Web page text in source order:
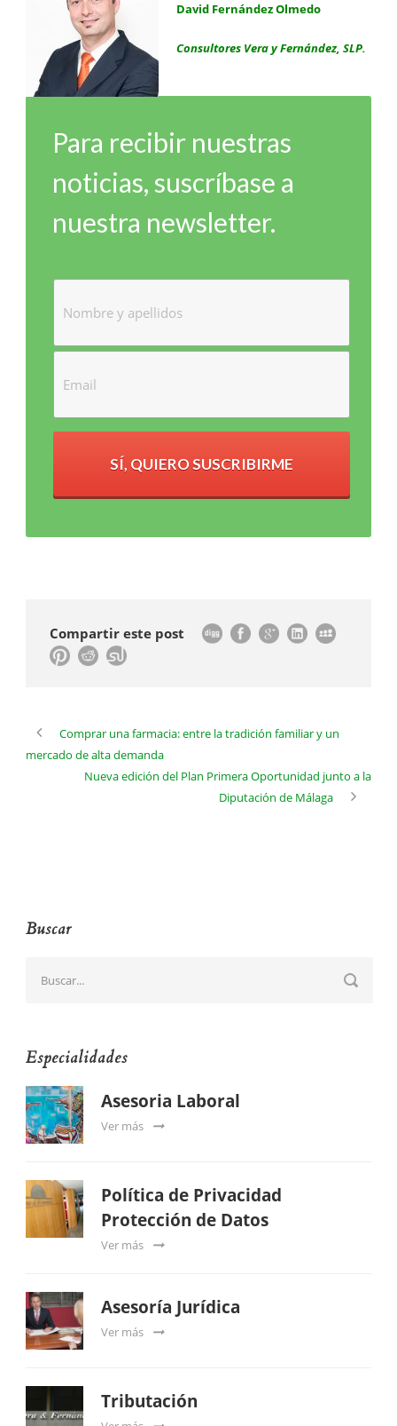
David Fernández Olmedo
Consultores Vera y Fernández, SLP.
Para recibir nuestras
noticias, suscríbase a
nuestra newsletter.
SÍ, QUIERO SUSCRIBIRME
Compartir este post
Comprar una farmacia: entre la tradición familiar y un
mercado de alta demanda
Nueva edición del Plan Primera Oportunidad junto a la
Diputación de Málaga
Buscar
Especialidades
Asesoria Laboral
Ver más
Política de Privacidad
Protección de Datos
Ver más
Asesoría Jurídica
Ver más
Tributación